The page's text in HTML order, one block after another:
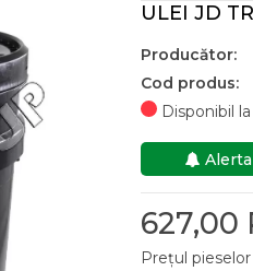
ULEI JD
Producător:
Cod produs:
Disponibil
627,00
Prețul